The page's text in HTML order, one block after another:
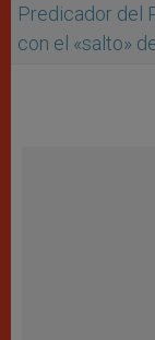
Predicador del
con el «salto»